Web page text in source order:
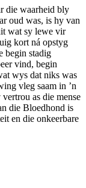
die waarheid bly
oud was, is hy van
wat sy lewe vir
kort ná opstyg
begin stadig
vind, begin
wys dat niks was
vleg saam in ’n
as die mense
die Bloedhond is
en die onkeerbare